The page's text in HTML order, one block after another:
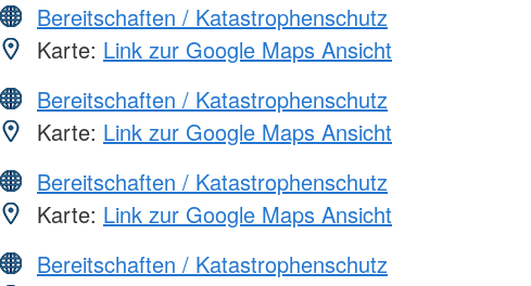
Bereitschaften / Katastrophenschutz
Karte: Link zur Google Maps Ansicht
Bereitschaften / Katastrophenschutz
Karte: Link zur Google Maps Ansicht
Bereitschaften / Katastrophenschutz
Karte: Link zur Google Maps Ansicht
Bereitschaften / Katastrophenschutz